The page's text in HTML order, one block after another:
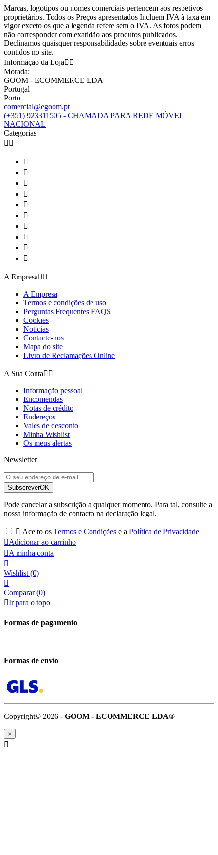
Marcas, logotipos ou nomes comerciais pertencem aos respetivos
proprietários. Todos os Preços apresentados Incluem IVA à taxa em
vigor exceto os que a legenda refere sem o IVA. As fotos podem
não corresponder com exatidão aos produtos publicados.
Declinamos quaisquer responsabilidades sobre eventuais erros
contidos no site.
Informação da Loja 
Morada:
GOOM - ECOMMERCE LDA
Portugal
Porto
comercial@egoom.pt
(+351) 923311505 - CHAMADA PARA REDE MÓVEL
NACIONAL
Categorias
 










A Empresa 
A Empresa
Termos e condições de uso
Perguntas Frequentes FAQS
Cookies
Notícias
Contacte-nos
Mapa do site
Livro de Reclamações Online
A Sua Conta 
Informação pessoal
Encomendas
Notas de crédito
Endereços
Vales de desconto
Minha Wishlist
Os meus alertas
Newsletter
SubscreverOK
Pode cancelar a subscrição a qualquer momento. Para tal, consulte a
nossa informação de contacto na declaração legal.
 Aceito os Termos e Condições e a Política de Privacidade
Adicionar ao carrinho
A minha conta

Wishlist (0)

Comparar (0)
Ir para o topo
Formas de pagamento
Formas de envio
Copyright© 2026 - GOOM - ECOMMERCE LDA®
×
